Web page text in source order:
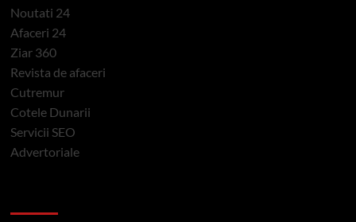
Noutati 24
Afaceri 24
Ziar 360
Revista de afaceri
Cutremur
Cotele Dunarii
Servicii SEO
Advertoriale